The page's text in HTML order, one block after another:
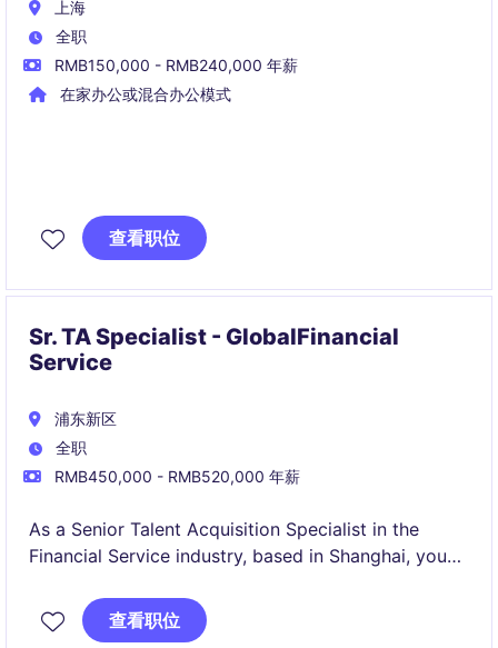
上海
全职
RMB150,000 - RMB240,000 年薪
在家办公或混合办公模式
荐面试名单（Shortlisting）的整个流程，包括内部流动
员工、员工推荐、主动申请者以及外部寻访候选人。
查看职位
Sr. TA Specialist - GlobalFinancial
Service
浦东新区
全职
RMB450,000 - RMB520,000 年薪
As a Senior Talent Acquisition Specialist in the
Financial Service industry, based in Shanghai, you
organisation's talent strategy. This role requires
expertise in sourcing and hiring talent for a growing
查看职位